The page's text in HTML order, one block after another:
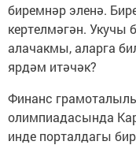
биремнәр эленә.
кертелмәгән. Укучы
алачакмы, аларга
ярдәм итәчәк?
Финанс
олимпиадасында
инде порталдагы